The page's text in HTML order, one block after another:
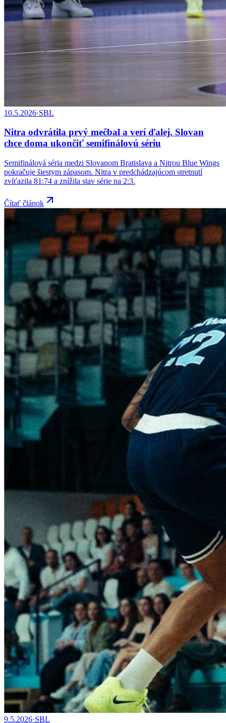
10.5.2026·SBL
Nitra odvrátila prvý mečbal a verí ďalej. Slovan
chce doma ukončiť semifinálovú sériu
Semifinálová séria medzi Slovanom Bratislava a Nitrou Blue Wings
pokračuje šiestym zápasom. Nitra v predchádzajúcom stretnutí
zvíťazila 81:74 a znížila stav série na 2:3.
Čítať článok
9.5.2026·SBL